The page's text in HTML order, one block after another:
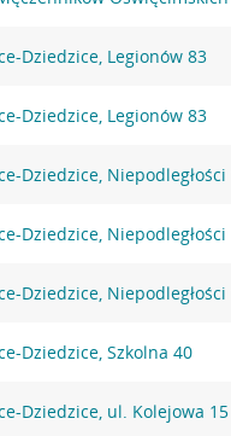
Dziedzice, Legionów 83
Dziedzice, Legionów 83
Dziedzice, Niepodległości
Dziedzice, Niepodległości
Dziedzice, Niepodległości
Dziedzice, Szkolna 40
Dziedzice, ul. Kolejowa 15